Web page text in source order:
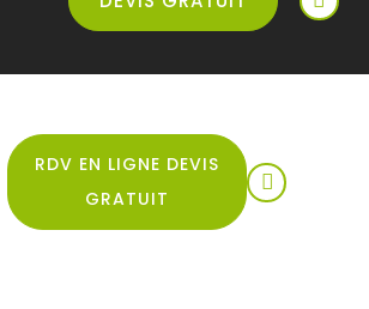
RDV EN LIGNE DEVIS
GRATUIT